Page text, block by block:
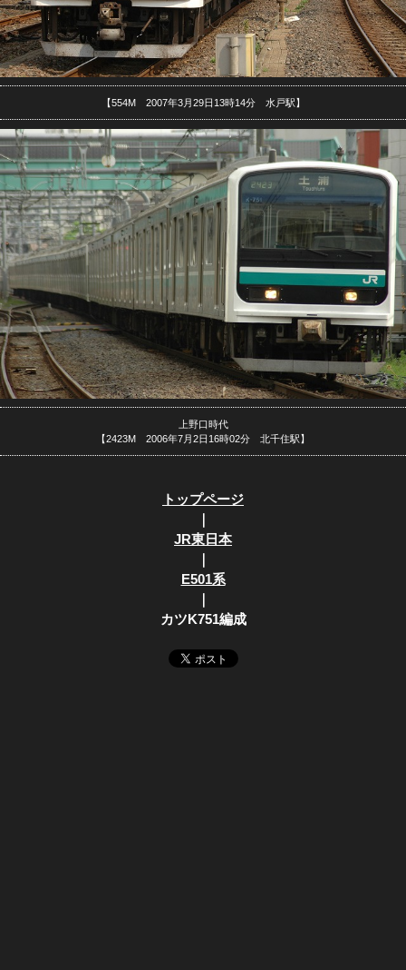
【554M 2007年3月29日13時14分 水戸駅】
上野口時代
【2423M 2006年7月2日16時02分 北千住駅】
トップページ
｜
JR東日本
｜
E501系
｜
カツK751編成